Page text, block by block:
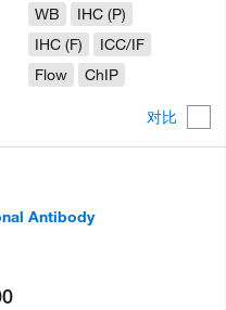
对比
WB
IHC (P)
IHC (F)
ICC/IF
Flow
ChIP
Antibody